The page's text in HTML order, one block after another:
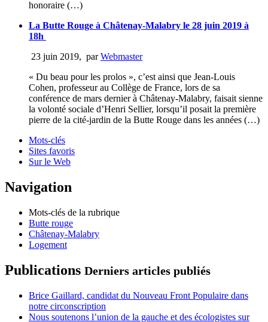
honoraire (…)
La Butte Rouge à Châtenay-Malabry le 28 juin 2019 à
18h
23 juin 2019, parWebmaster
« Du beau pour les prolos », c’est ainsi que Jean-Louis
Cohen, professeur au Collège de France, lors de sa
conférence de mars dernier à Châtenay-Malabry, faisait sienne
la volonté sociale d’Henri Sellier, lorsqu’il posait la première
pierre de la cité-jardin de la Butte Rouge dans les années (…)
Mots-clés
Sites favoris
Sur le Web
Navigation
Mots-clés de la rubrique
Butte rouge
Châtenay-Malabry
Logement
Publications Derniers articles publiés
Brice Gaillard, candidat du Nouveau Front Populaire dans
notre circonscription
Nous soutenons l’union de la gauche et des écologistes sur